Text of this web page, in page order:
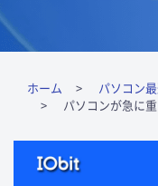
ホーム
パソコン
パソコンが急に